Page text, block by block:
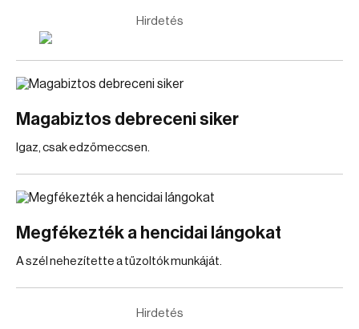
Hirdetés
Magabiztos debreceni siker
Igaz, csak edzőmeccsen.
Megfékezték a hencidai lángokat
A szél nehezítette a tűzoltók munkáját.
Hirdetés